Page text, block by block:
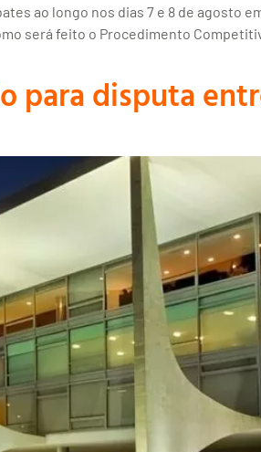
ao longo nos dias 7 e 8 de agosto
será feito o Procedimento
para disputa